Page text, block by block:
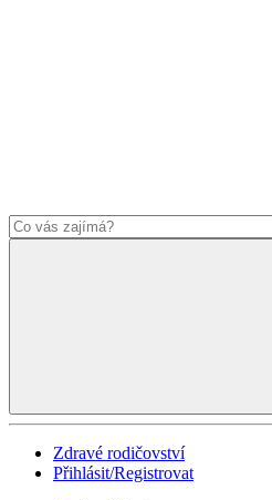
Zdravé rodičovství
Přihlásit/Registrovat